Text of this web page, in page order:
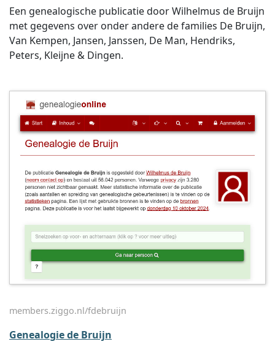
Een genealogische publicatie door Wilhelmus de Bruijn
met gegevens over onder andere de families De Bruijn,
Van Kempen, Jansen, Janssen, De Man, Hendriks,
Peters, Kleijne & Dingen.
members.ziggo.nl/fdebruijn
Genealogie de Bruijn